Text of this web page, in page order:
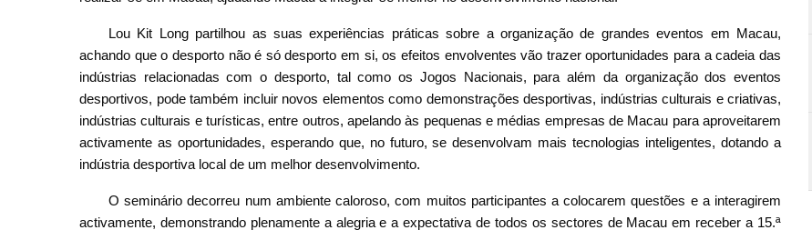
Lou Kit Long partilhou as suas experiências práticas sobre a organização de grandes eventos em Macau,
achando que o desporto não é só desporto em si, os efeitos envolventes vão trazer oportunidades para a cadeia das
indústrias relacionadas com o desporto, tal como os Jogos Nacionais, para além da organização dos eventos
desportivos, pode também incluir novos elementos como demonstrações desportivas, indústrias culturais e criativas,
indústrias culturais e turísticas, entre outros, apelando às pequenas e médias empresas de Macau para aproveitarem
activamente as oportunidades, esperando que, no futuro, se desenvolvam mais tecnologias inteligentes, dotando a
indústria desportiva local de um melhor desenvolvimento.
O seminário decorreu num ambiente caloroso, com muitos participantes a colocarem questões e a interagirem
activamente, demonstrando plenamente a alegria e a expectativa de todos os sectores de Macau em receber a 15.ª